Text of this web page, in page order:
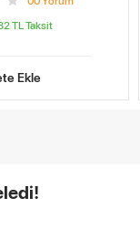
TLTaksit
Ekle